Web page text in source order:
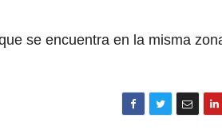
se encuentra en la misma